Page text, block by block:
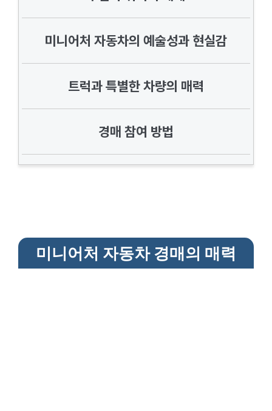
미니어처 자동차의 예술성과 현실감
트럭과 특별한 차량의 매력
경매 참여 방법
미니어처 자동차 경매의 매력